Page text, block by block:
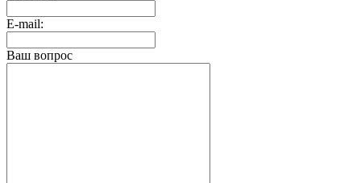
E-mail:
Ваш вопрос